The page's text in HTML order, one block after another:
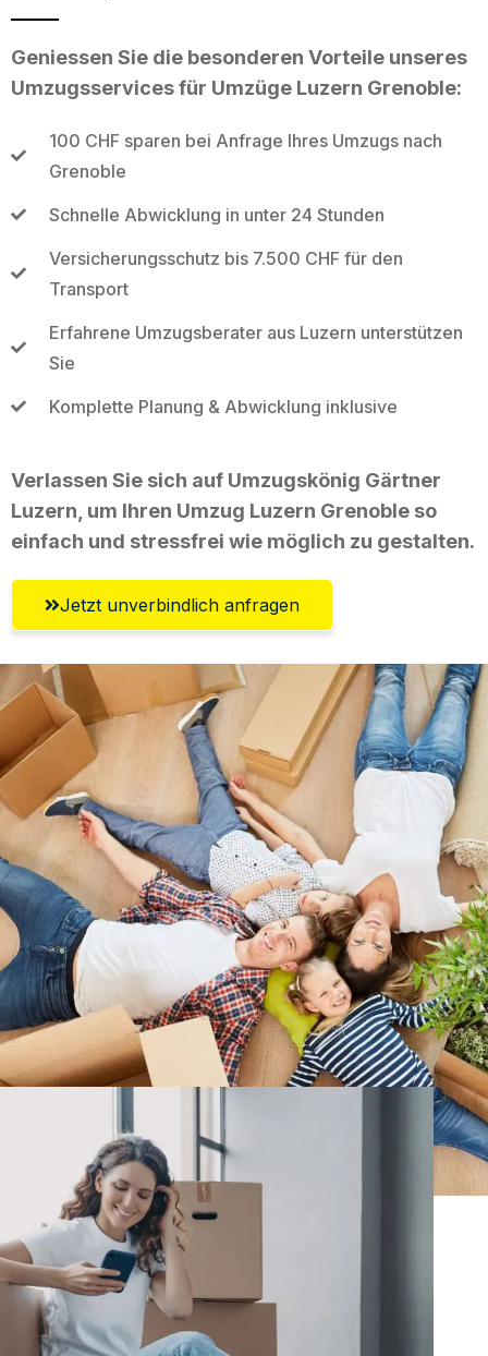
Geniessen Sie die besonderen Vorteile unseres
Umzugsservices für Umzüge Luzern Grenoble:
100 CHF sparen bei Anfrage Ihres Umzugs nach
Grenoble
Schnelle Abwicklung in unter 24 Stunden
Versicherungsschutz bis 7.500 CHF für den
Transport
Erfahrene Umzugsberater aus Luzern unterstützen
Sie
Komplette Planung & Abwicklung inklusive
Verlassen Sie sich auf Umzugskönig Gärtner
Luzern, um Ihren Umzug Luzern Grenoble so
einfach und stressfrei wie möglich zu gestalten.
Jetzt unverbindlich anfragen